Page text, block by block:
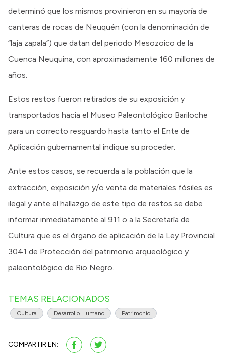
determinó que los mismos provinieron en su mayoría de
canteras de rocas de Neuquén (con la denominación de
“laja zapala”) que datan del periodo Mesozoico de la
Cuenca Neuquina, con aproximadamente 160 millones de
años.
Estos restos fueron retirados de su exposición y
transportados hacia el Museo Paleontológico Bariloche
para un correcto resguardo hasta tanto el Ente de
Aplicación gubernamental indique su proceder.
Ante estos casos, se recuerda a la población que la
extracción, exposición y/o venta de materiales fósiles es
ilegal y ante el hallazgo de este tipo de restos se debe
informar inmediatamente al 911 o a la Secretaría de
Cultura que es el órgano de aplicación de la Ley Provincial
3041 de Protección del patrimonio arqueológico y
paleontológico de Rio Negro.
TEMAS RELACIONADOS
Cultura Desarrollo Humano Patrimonio
COMPARTIR EN: